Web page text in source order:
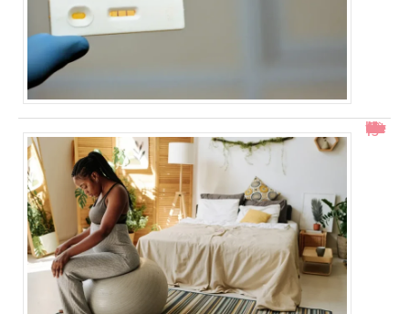
Col ouvert à 1 doigt : accouchement dans combien de temps ?